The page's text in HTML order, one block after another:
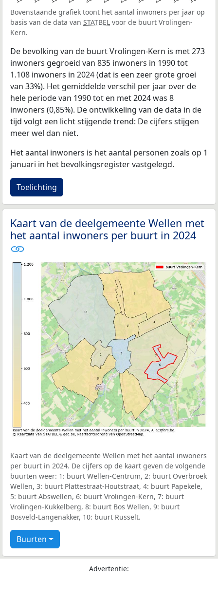
Bovenstaande grafiek toont het aantal inwoners per jaar op
basis van de data van STATBEL voor de buurt Vrolingen-
Kern.
De bevolking van de buurt Vrolingen-Kern is met 273
inwoners gegroeid van 835 inwoners in 1990 tot
1.108 inwoners in 2024 (dat is een zeer grote groei
van 33%). Het gemiddelde verschil per jaar over de
hele periode van 1990 tot en met 2024 was 8
inwoners (0,85%). De ontwikkeling van de data in de
tijd volgt een licht stijgende trend: De cijfers stijgen
meer wel dan niet.
Het aantal inwoners is het aantal personen zoals op 1
januari in het bevolkingsregister vastgelegd.
Toelichting
Kaart van de deelgemeente Wellen met
het aantal inwoners per buurt in 2024
Kaart van de deelgemeente Wellen met het aantal inwoners
per buurt in 2024. De cijfers op de kaart geven de volgende
buurten weer: 1: buurt Wellen-Centrum, 2: buurt Overbroek
Wellen, 3: buurt Plattestraat-Houtstraat, 4: buurt Papekele,
5: buurt Abswellen, 6: buurt Vrolingen-Kern, 7: buurt
Vrolingen-Kukkelberg, 8: buurt Bos Wellen, 9: buurt
Bosveld-Langenakker, 10: buurt Russelt.
Buurten
Advertentie: